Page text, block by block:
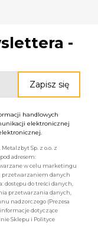
-
handlowych
elektronicznej
Sp. z o.o. z
adresem:
w celu marketingu
przetwarzaniem danych
dostępu do treści danych,
przetwarzania danych,
nadzorczego (Prezesa
informacje dotyczące
Sklepu i Polityce